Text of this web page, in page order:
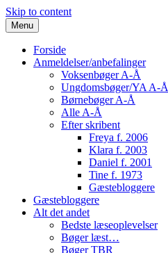
Skip to content
Menu
Forside
Anmeldelser/anbefalinger
Voksenbøger A-Å
Ungdomsbøger/YA A-Å
Børnebøger A-Å
Alle A-Å
Efter skribent
Freya f. 2006
Klara f. 2003
Daniel f. 2001
Tine f. 1973
Gæstebloggere
Gæstebloggere
Alt det andet
Bedste læseoplevelser
Bøger læst…
Bøger TBR